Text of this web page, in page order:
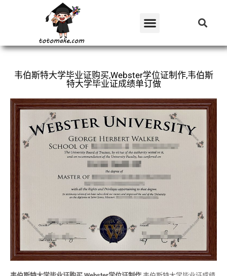
韦伯斯特大学毕业证购买,Webster学位证制作,韦伯斯
特大学毕业证成绩单订做